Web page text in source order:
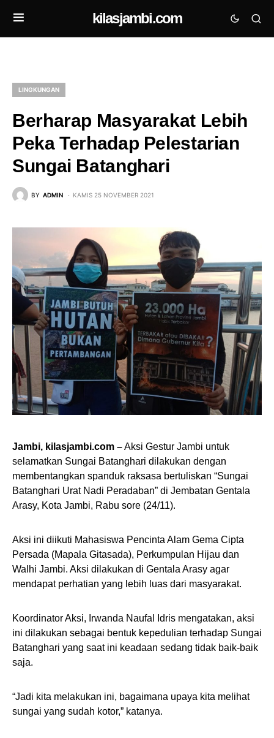
kilasjambi.com
LINGKUNGAN
Berharap Masyarakat Lebih
Peka Terhadap Pelestarian
Sungai Batanghari
BY ADMIN KAMIS 25 NOVEMBER 2021
Jambi, kilasjambi.com –Aksi Gestur Jambi untuk
selamatkan Sungai Batanghari dilakukan dengan
membentangkan spanduk raksasa bertuliskan “Sungai
Batanghari Urat Nadi Peradaban” di Jembatan Gentala
Arasy, Kota Jambi, Rabu sore (24/11).
Aksi ini diikuti Mahasiswa Pencinta Alam Gema Cipta
Persada (Mapala Gitasada), Perkumpulan Hijau dan
Walhi Jambi. Aksi dilakukan di Gentala Arasy agar
mendapat perhatian yang lebih luas dari masyarakat.
Koordinator Aksi, Irwanda Naufal Idris mengatakan, aksi
ini dilakukan sebagai bentuk kepedulian terhadap Sungai
Batanghari yang saat ini keadaan sedang tidak baik-baik
saja.
“Jadi kita melakukan ini, bagaimana upaya kita melihat
sungai yang sudah kotor,” katanya.